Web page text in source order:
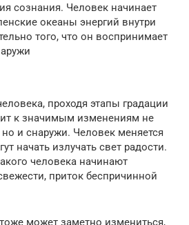
сознания. Человек начинает
океаны энергий внутри
того, что он воспринимает
проходя этапы градации
к значимым изменениям не
но и снаружи. Человек меняется
начать излучать свет радости.
человека начинают
приток беспричинной
может заметно измениться,